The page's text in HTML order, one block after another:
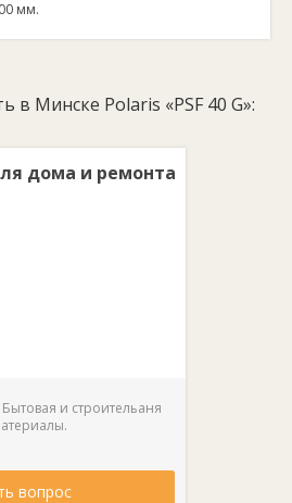
мм.
в Минске Polaris «PSF 40 G»:
дома и ремонта
и строительаня
вопрос